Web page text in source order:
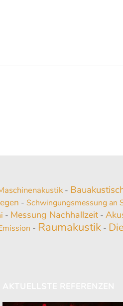
-
-Schwingungsmessung an
- Messung Nachhallzeit -
- Raumakustik -